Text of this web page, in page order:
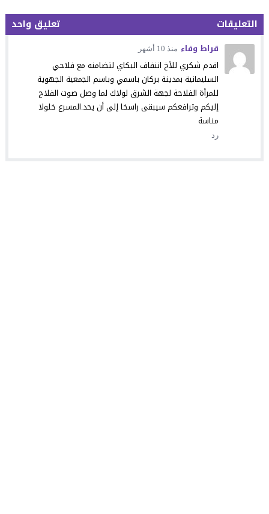
التعليقات تعليق واحد
قراط وفاء منذ 10 أشهر
اقدم شكري للأخ اننفاف البكاي لتضامنه مع فلاحي
السليمانية بمدينة بركان باسمي وباسم الجمعية الجهوية
للمرأة الفلاحة لجهة الشرق لولاك لما وصل صوت الفلاح
إليكم وترافعكم سيبقى راسخا إلى أن يحد.المسرع خلولا
مناسة
رد